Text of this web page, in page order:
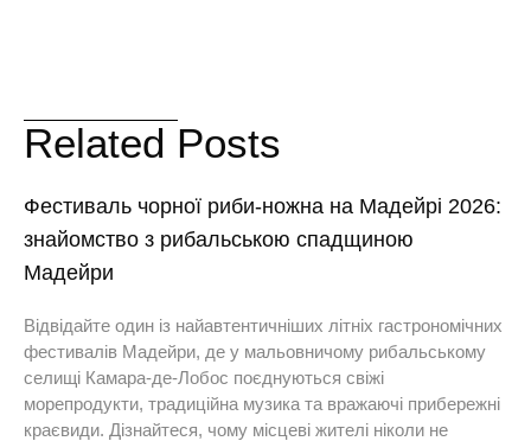
Related Posts
Фестиваль чорної риби-ножна на Мадейрі 2026:
знайомство з рибальською спадщиною
Мадейри
Відвідайте один із найавтентичніших літніх гастрономічних
фестивалів Мадейри, де у мальовничому рибальському
селищі Камара-де-Лобос поєднуються свіжі
морепродукти, традиційна музика та вражаючі прибережні
краєвиди. Дізнайтеся, чому місцеві жителі ніколи не